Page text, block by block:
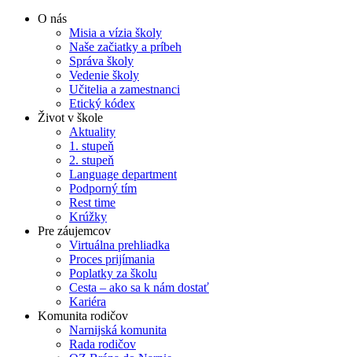
O nás
Misia a vízia školy
Naše začiatky a príbeh
Správa školy
Vedenie školy
Učitelia a zamestnanci
Etický kódex
Život v škole
Aktuality
1. stupeň
2. stupeň
Language department
Podporný tím
Rest time
Krúžky
Pre záujemcov
Virtuálna prehliadka
Proces prijímania
Poplatky za školu
Cesta – ako sa k nám dostať
Kariéra
Komunita rodičov
Narnijská komunita
Rada rodičov